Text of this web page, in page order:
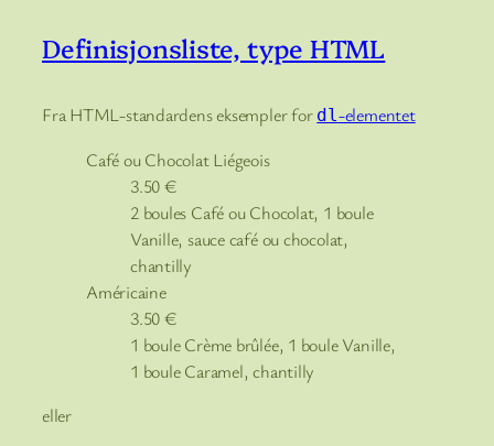
Definisjonsliste, type HTML
Fra HTML-standardens eksempler for dl -elementet
Café ou Chocolat Liégeois
3.50€
2 boules Café ou Chocolat, 1 boule
Vanille, sauce café ou chocolat,
chantilly
Américaine
3.50€
1 boule Crème brûlée, 1 boule Vanille,
1 boule Caramel, chantilly
eller